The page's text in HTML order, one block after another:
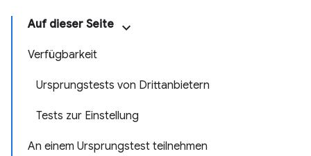
Auf dieser Seite
Verfügbarkeit
Ursprungstests von Drittanbietern
Tests zur Einstellung
An einem Ursprungstest teilnehmen